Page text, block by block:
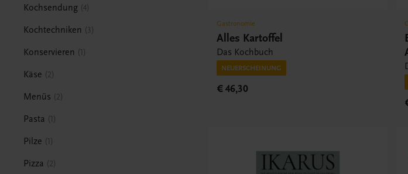
Kochsendung 4
Kochtechniken 3
Konservieren 1
Käse 2
Menüs 2
Pasta 1
Pilze 1
Pizza 2
Gastronomie
Alles Kartoffel
Das Kochbuch
NEUERSCHEINUNG
€ 46,30